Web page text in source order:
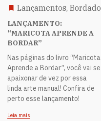
Lançamentos, Bordado
LANÇAMENTO:
“MARICOTA APRENDE A
BORDAR”
Nas páginas do livro “Maricota
Aprende a Bordar”, você vai se
apaixonar de vez por essa
linda arte manual! Confira de
perto esse lançamento!
Leia mais